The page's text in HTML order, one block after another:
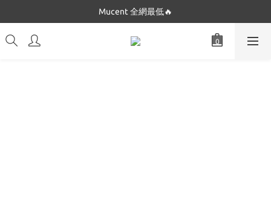
Dickies 最低只要$5XX!!
Mucent 全網最低🔥
Dickies 最低只要$5XX!!